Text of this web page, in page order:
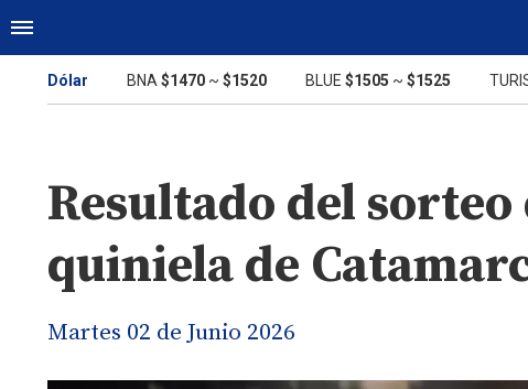
Dólar BNA $1470 ~ $1520 BLUE $1505 ~ $1525
Resultado del
quiniela de
Martes 02 de Junio 2026